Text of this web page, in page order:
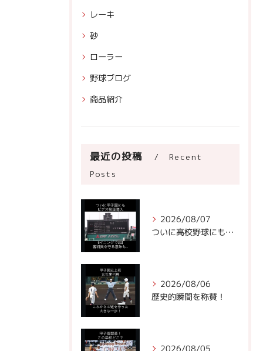
レーキ
砂
ローラー
野球ブログ
商品紹介
最近の投稿
Recent
Posts
2026/08/07
ついに高校野球にもビデオ判定が！
2026/08/06
歴史的瞬間を称賛！
2026/08/05